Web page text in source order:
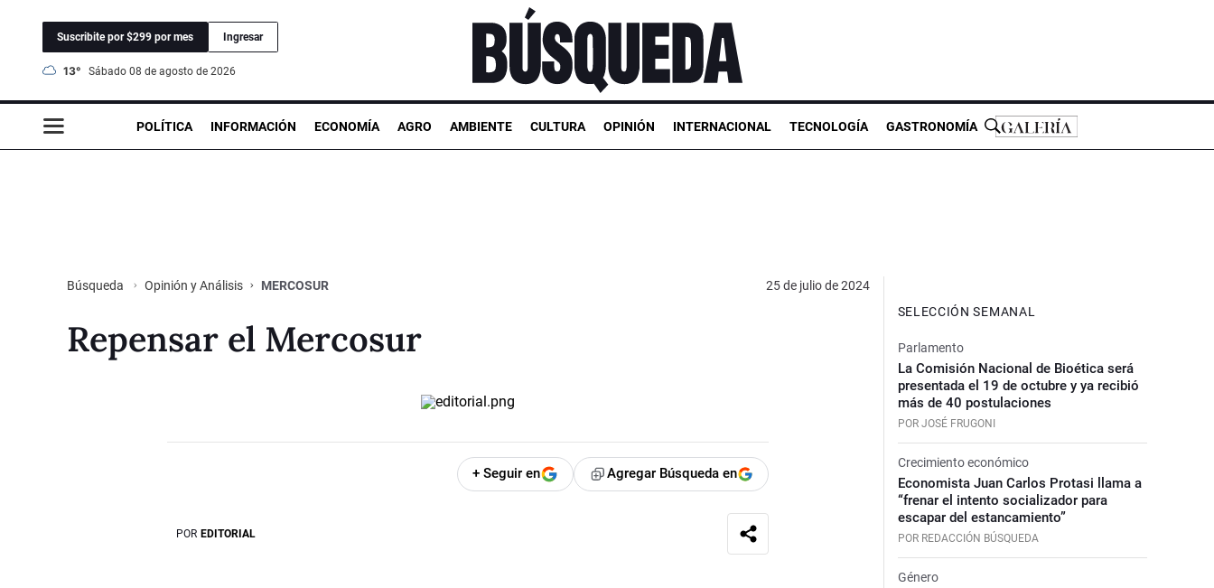
Suscribite por $299 por mes Ingresar
13° sábado 08 de agosto de 2026
POLÍTICA INFORMACIÓN ECONOMÍA AGRO AMBIENTE CULTURA OPINIÓN INTERNACIONAL TECNOLOGÍA GASTRONOMÍA
Búsqueda Opinión y Análisis MERCOSUR 25 de julio de 2024
Repensar el Mercosur
+ Seguir en Agregar Búsqueda en
POR EDITORIAL
SELECCIÓN SEMANAL
Parlamento
La Comisión Nacional de Bioética será
presentada el 19 de octubre y ya recibió
más de 40 postulaciones
POR JOSÉ FRUGONI
Crecimiento económico
Economista Juan Carlos Protasi llama a
“frenar el intento socializador para
escapar del estancamiento”
POR REDACCIÓN BÚSQUEDA
Género